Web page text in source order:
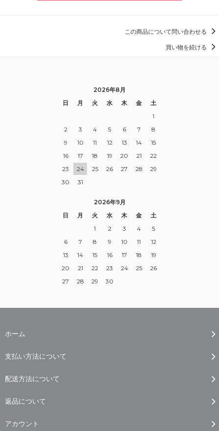
この商品について問い合わせる
買い物を続ける
2026年8月
日
月 火 水 木 金
土
1
2
3 4 5 6 7
8
9
10 11 12 13 14
15
16
17 18 19 20 21
22
23
24 25 26 27 28
29
30
31
2026年9月
日
月 火 水 木 金
土
1
2 3 4
5
6
7 8 9 10 11
12
13
14 15 16 17 18
19
20
21 22 23 24 25
26
27
28 29 30
ホーム
支払い方法について
配送方法について
返品について
アカウント